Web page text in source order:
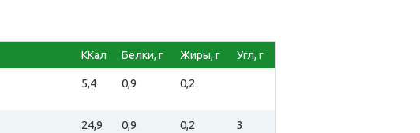
ККал Белки, г Жиры, г Угл, г
5,4 0,9 0,2
24,9 0,9 0,2 3